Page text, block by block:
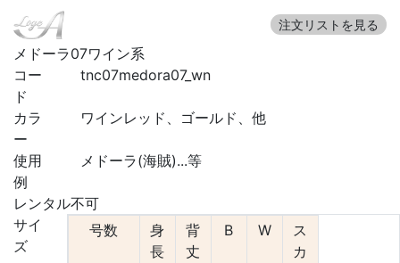
注文リストを見る
メドーラ07ワイン系
コー
ド
tnc07medora07_wn
カラ
ー
ワインレッド、ゴールド、他
使用
例
メドーラ(海賊)...等
レンタル不可
サイ
ズ
号数
身
長
背
丈
B W
ス
カ